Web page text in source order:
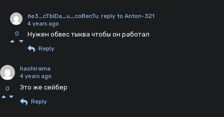
0
6e3_cTblDa_u_coBecTu reply to Anton-321
4 years ago
Нужен обвес тыква чтобы он работал
Reply
0
hashirama
4 years ago
Это же сейбер
Reply